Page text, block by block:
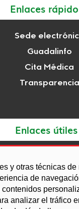
y otras técnicas de
de
contenidos
analizar el tráfico
Enlaces
Sede
Guadalinfo
Cita Médica
Transparencia
Enlaces útiles
Agenda
Ordenanzas
y